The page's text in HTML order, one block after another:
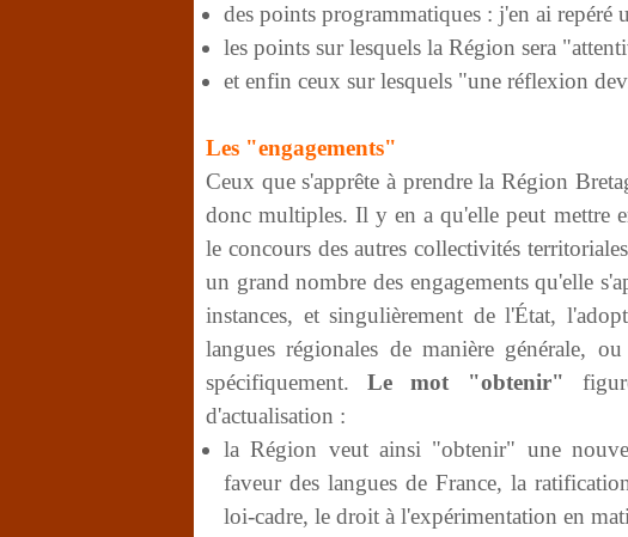
des points programmatiques : j'en ai repéré
les points sur lesquels la Région sera
et enfin ceux sur lesquels "une réflexion
Les "engagements"
Ceux que s'apprête à prendre la Région
donc multiples. Il y en a qu'elle peut mettre
le concours des autres collectivités
un grand nombre des engagements qu'elle
instances, et singulièrement de l'État,
langues régionales de manière générale,
spécifiquement.Le mot "obtenir"
d'actualisation :
la Région veut ainsi "obtenir" une
faveur des langues de France, la
loi-cadre, le droit à l'expérimentation en